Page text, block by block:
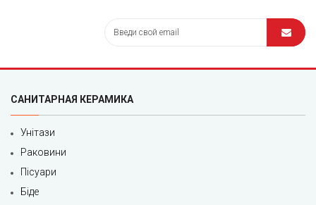
САНИТАРНАЯ КЕРАМИКА
Унітази
Раковини
Пісуари
Біде